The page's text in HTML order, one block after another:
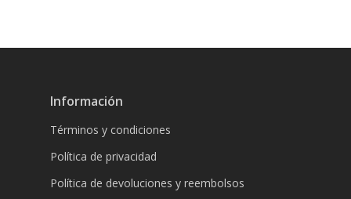
Información
Términos y condiciones
Política de privacidad
Política de devoluciones y reembolsos